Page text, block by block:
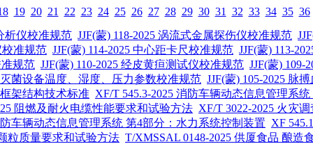
19 20 21 22 23 24 25 26 27 28 29 30 31 32 33 34 35 36
析仪校准规范 JJF(蒙) 118-2025 涡流式金属探伤仪校准规范
校准规范 JJF(蒙) 114-2025 中心距卡尺校准规范 JJF(蒙) 113-
准规范 JJF(蒙) 110-2025 经皮黄疸测试仪校准规范 JJF(蒙) 109-
灭菌设备温度、湿度、压力参数校准规范 JJF(蒙) 105-2025 脉
架结构技术标准 XF/T 545.3-2025 消防车辆动态信息管理系
阻燃及耐火电缆性能要求和试验方法 XF/T 3022-2025 火灾
防车辆动态信息管理系统 第4部分：水力系统控制装置 XF
粒质量要求和试验方法 T/XMSSAL 0148-2025 供厦食品 酿造